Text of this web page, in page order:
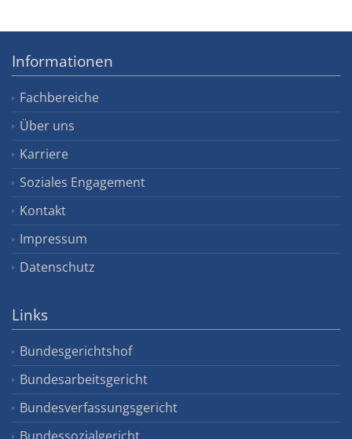
Informationen
Fachbereiche
Über uns
Karriere
Soziales Engagement
Kontakt
Impressum
Datenschutz
Links
Bundesgerichtshof
Bundesarbeitsgericht
Bundesverfassungsgericht